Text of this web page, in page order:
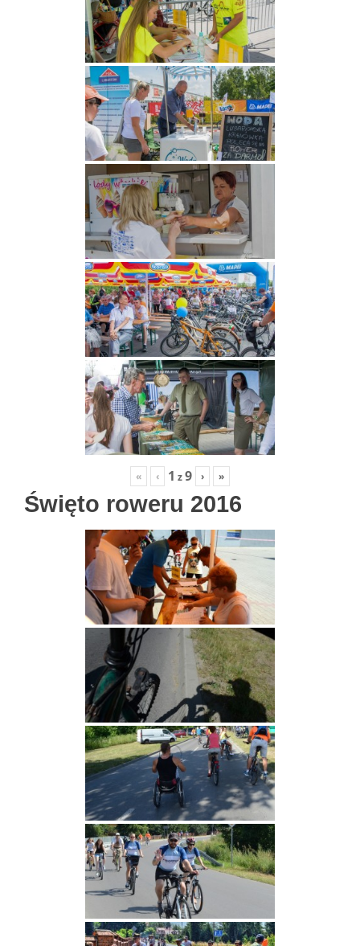
« ‹ 1 z9 › »
Święto roweru 2016